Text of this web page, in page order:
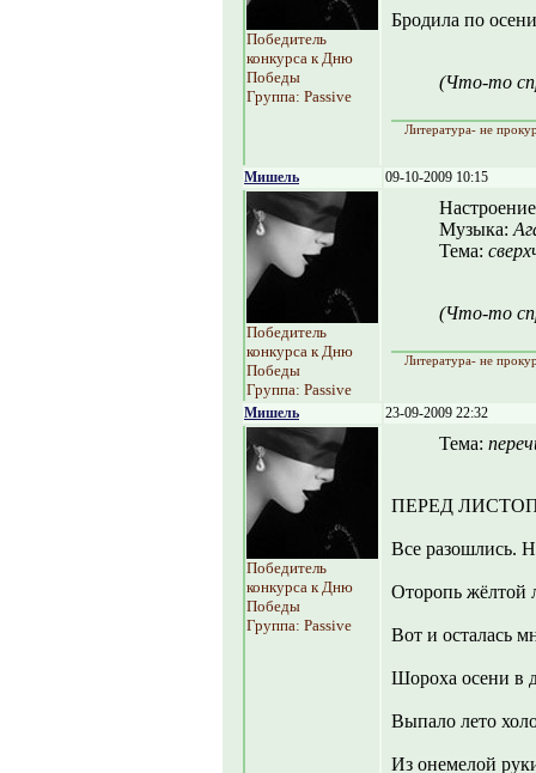
Победитель
конкурса к Дню
Победы
Группа: Passive
Бродила по
(Что-то
Литература- не
Мишель 09-10-2009 10:15
Победитель
конкурса к Дню
Победы
Группа: Passive
Музыка:
Тема:
(Что-то
Литература- не
Мишель 23-09-2009 22:32
Победитель
конкурса к Дню
Победы
Группа: Passive
Тема:
ПЕРЕД
Все разошлись.
Оторопь жёлтой
Вот и осталась
Шороха осени в
Выпало лето
Из онемелой